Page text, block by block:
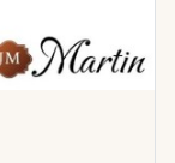
être un
à d'autres
du cuir,